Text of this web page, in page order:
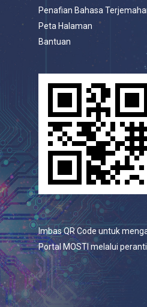
Penafian Bahasa
Peta Halaman
Bantuan
Imbas QR Code untuk
Portal MOSTI melalui